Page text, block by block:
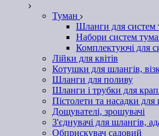
Туман
Шланги для систем
Набори систем
Комплектуючі для
Лійки для квітів
Котушки для шлангів,
Шланги для поливу
Шланги і трубки для
Пістолети та насадки для
Дощувателі, зрошувачі
З'єднувачі для шлангів,
Обприскувач садовий